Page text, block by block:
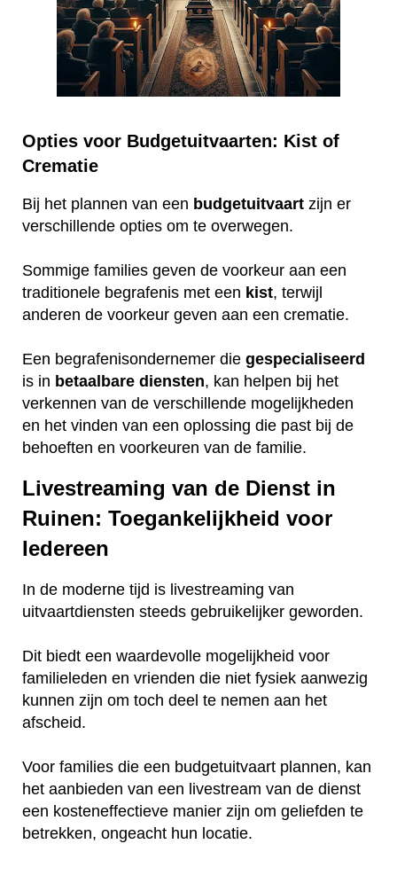
Opties voor Budgetuitvaarten: Kist of
Crematie
Bij het plannen van een budgetuitvaart zijn er
verschillende opties om te overwegen.
Sommige families geven de voorkeur aan een
traditionele begrafenis met een kist, terwijl
anderen de voorkeur geven aan een crematie.
Een begrafenisondernemer die gespecialiseerd
is in betaalbare diensten, kan helpen bij het
verkennen van de verschillende mogelijkheden
en het vinden van een oplossing die past bij de
behoeften en voorkeuren van de familie.
Livestreaming van de Dienst in
Ruinen: Toegankelijkheid voor
Iedereen
In de moderne tijd is livestreaming van
uitvaartdiensten steeds gebruikelijker geworden.
Dit biedt een waardevolle mogelijkheid voor
familieleden en vrienden die niet fysiek aanwezig
kunnen zijn om toch deel te nemen aan het
afscheid.
Voor families die een budgetuitvaart plannen, kan
het aanbieden van een livestream van de dienst
een kosteneffectieve manier zijn om geliefden te
betrekken, ongeacht hun locatie.